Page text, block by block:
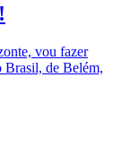
vou fazer
Brasil, de Belém,